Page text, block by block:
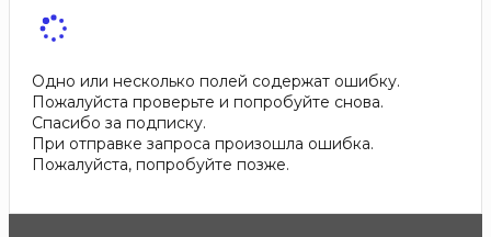
Одно или несколько полей содержат ошибку.
Пожалуйста проверьте и попробуйте снова.
Спасибо за подписку.
При отправке запроса произошла ошибка.
Пожалуйста, попробуйте позже.